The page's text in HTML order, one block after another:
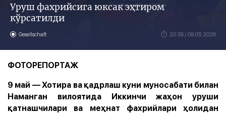
Уруш фахрийсига юксак эҳтиром
кўрсатилди
Gesellschaft 20:38 / 09.05.2026
ФОТОРЕПОРТАЖ
9 май — Хотира ва қадрлаш куни муносабати билан
Наманган вилоятида Иккинчи жаҳон уруши
қатнашчилари ва меҳнат фахрийлари ҳолидан